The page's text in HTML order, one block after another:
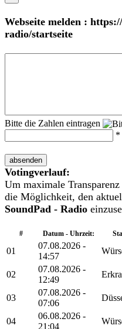
Webseite melden :
radio/startseite
Bitte die Zahlen eintragen
*
absenden
Votingverlauf:
Um maximale
die Möglichkeit, den
SoundPad - Radio
# Datum - Uhrzeit:
01
07.08.2026 -
14:57
02
07.08.2026 -
12:49
03
07.08.2026 -
07:06
04
06.08.2026 -
21:04